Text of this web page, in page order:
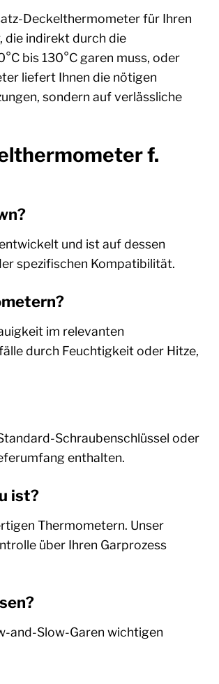
Deckelthermometer für Ihren
die indirekt durch die
bis 130°C garen muss, oder
liefert Ihnen die nötigen
sondern auf verlässliche
f.
und ist auf dessen
spezifischen Kompatibilität.
im relevanten
durch Feuchtigkeit oder Hitze,
Schraubenschlüssel oder
enthalten.
ist?
Thermometern. Unser
über Ihren Garprozess
and-Slow-Garen wichtigen